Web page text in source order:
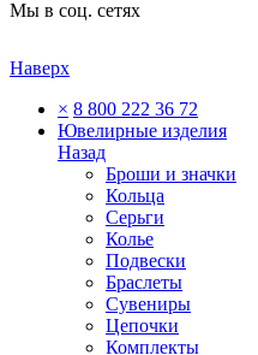
Мы в соц. сетях
Наверх
× 8 800 222 36 72
Ювелирные изделия
Назад
Броши и значки
Кольца
Серьги
Колье
Подвески
Браслеты
Сувениры
Цепочки
Комплекты